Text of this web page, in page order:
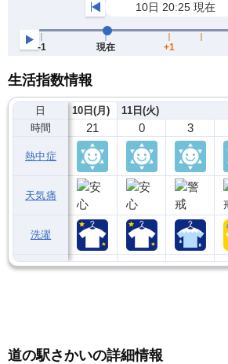
生活指数情報
日
時間
熱中症
天気痛
洗濯
10日(月)
21
11日(火)
0 3
道の駅さかいの詳細情報